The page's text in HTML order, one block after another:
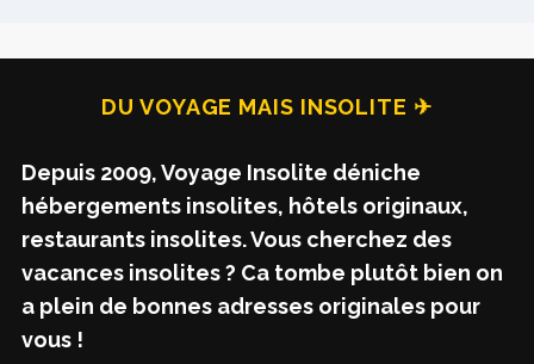
DU VOYAGE MAIS INSOLITE ✈
Depuis 2009, Voyage Insolite déniche
hébergements insolites, hôtels originaux,
restaurants insolites. Vous cherchez des
vacances insolites ? Ca tombe plutôt bien on
a plein de bonnes adresses originales pour
vous !